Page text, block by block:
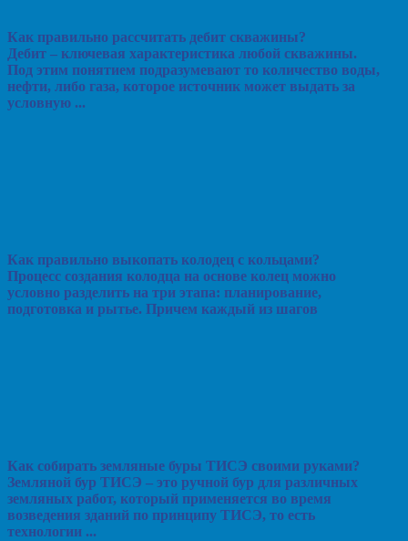
Как правильно рассчитать дебит скважины?
Дебит – ключевая характеристика любой скважины.
Под этим понятием подразумевают то количество воды,
нефти, либо газа, которое источник может выдать за
условную ...
Как правильно выкопать колодец с кольцами?
Процесс создания колодца на основе колец можно
условно разделить на три этапа: планирование,
подготовка и рытье. Причем каждый из шагов
Как собирать земляные буры ТИСЭ своими руками?
Земляной бур ТИСЭ – это ручной бур для различных
земляных работ, который применяется во время
возведения зданий по принципу ТИСЭ, то есть
технологии ...